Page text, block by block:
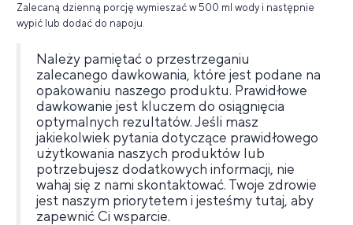
Zalecaną dzienną porcję wymieszać w 500 ml wody i następnie
wypić lub dodać do napoju.
Należy pamiętać o przestrzeganiu
zalecanego dawkowania, które jest podane na
opakowaniu naszego produktu. Prawidłowe
dawkowanie jest kluczem do osiągnięcia
optymalnych rezultatów. Jeśli masz
jakiekolwiek pytania dotyczące prawidłowego
użytkowania naszych produktów lub
potrzebujesz dodatkowych informacji, nie
wahaj się z nami skontaktować. Twoje zdrowie
jest naszym priorytetem i jesteśmy tutaj, aby
zapewnić Ci wsparcie.